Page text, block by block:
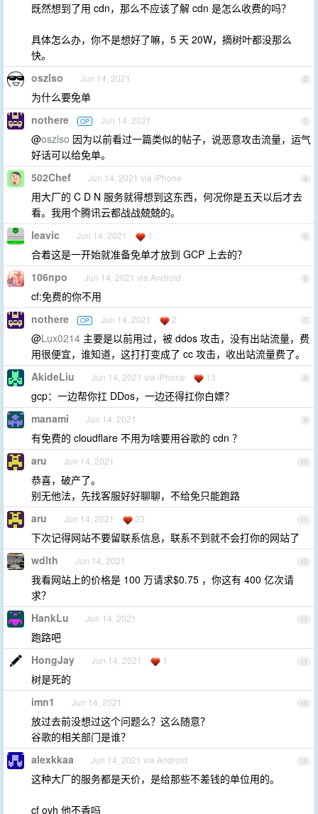
既然想到了用 cdn，那么不应该了解 cdn 是怎么收费的吗？
具体怎么办，你不是想好了嘛，5 天 20W，摘树叶都没那么
快。
2
oszlso Jun 14, 2021
为什么要免单
3
nothere OP Jun 14, 2021
@oszlso 因为以前看过一篇类似的帖子，说恶意攻击流量，运气
好话可以给免单。
4
502Chef Jun 14, 2021 via iPhone
用大厂的 C D N 服务就得想到这东西，何况你是五天以后才去
看。我用个腾讯云都战战兢兢的。
5
leavic Jun 14, 2021 1
合着这是一开始就准备免单才放到 GCP 上去的？
6
106npo Jun 14, 2021 via Android
cf:免费的你不用
7
nothere OP Jun 14, 2021 2
@Lux0214 主要是以前用过，被 ddos 攻击，没有出站流量，费
用很便宜，谁知道，这打打变成了 cc 攻击，收出站流量费了。
8
AkideLiu Jun 14, 2021 via iPhone 13
gcp：一边帮你扛 DDos，一边还得扛你白嫖？
9
manami Jun 14, 2021
有免费的 cloudflare 不用为啥要用谷歌的 cdn ？
10
aru Jun 14, 2021
恭喜，破产了。
别无他法，先找客服好好聊聊，不给免只能跑路
11
aru Jun 14, 2021 23
下次记得网站不要留联系信息，联系不到就不会打你的网站了
12
wdlth Jun 14, 2021
我看网站上的价格是 100 万请求$0.75 ，你这有 400 亿次请
求？
13
HankLu Jun 14, 2021
跑路吧
14
HongJay Jun 14, 2021 1
树是死的
15
imn1 Jun 14, 2021
放过去前没想过这个问题么？这么随意？
谷歌的相关部门是谁？
16
alexkkaa Jun 14, 2021 via Android
这种大厂的服务都是天价，是给那些不差钱的单位用的。
cf ovh 他不香吗